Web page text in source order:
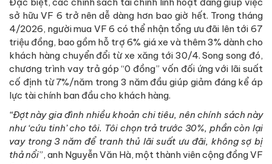
Đặc biệt, các chính sách tài chính linh hoạt đang giúp việc
sở hữu VF 6 trở nên dễ dàng hơn bao giờ hết. Trong tháng
4/2026, người mua VF 6 có thể nhận tổng ưu đãi lên tới 67
triệu đồng, bao gồm hỗ trợ 6% giá xe và thêm 3% dành cho
khách hàng chuyển đổi từ xe xăng tới 30/4. Song song đó,
chương trình vay trả góp “0 đồng” vốn đối ứng với lãi suất
cố định từ 7%/năm trong 3 năm đầu giúp giảm đáng kể áp
lực tài chính ban đầu cho khách hàng.
“Đợt này gia đình nhiều khoản chi tiêu, nên chính sách này
như ‘cứu tinh’ cho tôi. Tôi chọn trả trước 30%, phần còn lại
vay trong 3 năm để tranh thủ lãi suất ưu đãi, không sợ bị
thả nổi”, anh Nguyễn Văn Hà, một thành viên cộng đồng VF